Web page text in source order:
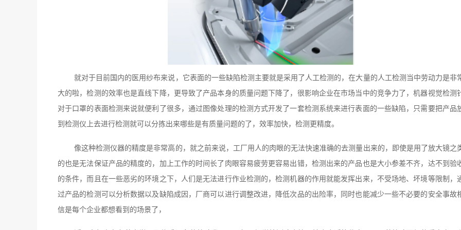
就对于目前国内的医用纱布来说，它表面的一些缺陷检测主要就是采用了人工检测的，在大量的人工检测当中劳动力是非
大的啦，检测的效率也是直线下降，更导致了产品本身的质量问题下降了，很影响企业在市场当中的竞争力了，机器视觉检测
对于口罩的表面检测来说就便利了很多，通过图像处理的检测方式开发了一套检测系统来进行表面的一些缺陷，只需要把产品
到检测仪上去进行检测就可以分拣出来哪些是有质量问题的了，效率加快，检测更精度。
像这种检测仪器的精度是非常高的，就之前来说，工厂用人的肉眼的无法快速准确的去测量出来的，即使是用了放大镜之
的也是无法保证产品的精度的，加上工作的时间长了肉眼容易疲劳更容易出错，检测出来的产品也是大小参差不齐，达不到验
的条件，而且在一些恶劣的环境之下，人们是无法进行作业检测的，检测机器的作用就能发挥出来，不受场地、坏境等限制，
过产品的检测可以分析数据以及缺陷成因，厂商可以进行调整改进，降低次品的出险率，同时也能减少一些不必要的安全事故
信是每个企业都想看到的场景了，